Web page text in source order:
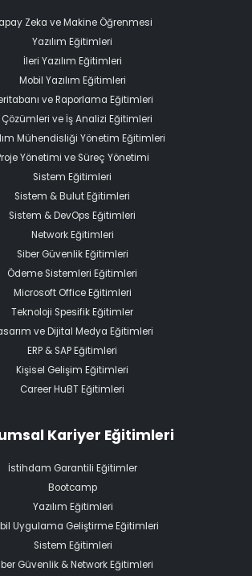
Zeka ve Makine Öğrenmesi
Yazılım Eğitimleri
İleri Yazılım Eğitimleri
Mobil Yazılım Eğitimleri
ve Raporlama Eğitimleri
Çözümleri ve İş Analizi Eğitimleri
Mühendisliği Yönetim Eğitimleri
Yönetimi ve Süreç Yönetimi
Sistem Eğitimleri
Sistem & Bulut Eğitimleri
Sistem & DevOps Eğitimleri
Network Eğitimleri
Siber Güvenlik Eğitimleri
Ödeme Sistemleri Eğitimleri
Microsoft Office Eğitimleri
Teknoloji Spesifik Eğitimler
ve Dijital Medya Eğitimleri
ERP & SAP Eğitimleri
Kişisel Gelişim Eğitimleri
Career HuBT Eğitimleri
Kariyer Eğitimleri
İstihdam Garantili Eğitimler
Bootcamp
Yazılım Eğitimleri
Uygulama Geliştirme Eğitimleri
Sistem Eğitimleri
Güvenlik & Network Eğitimleri